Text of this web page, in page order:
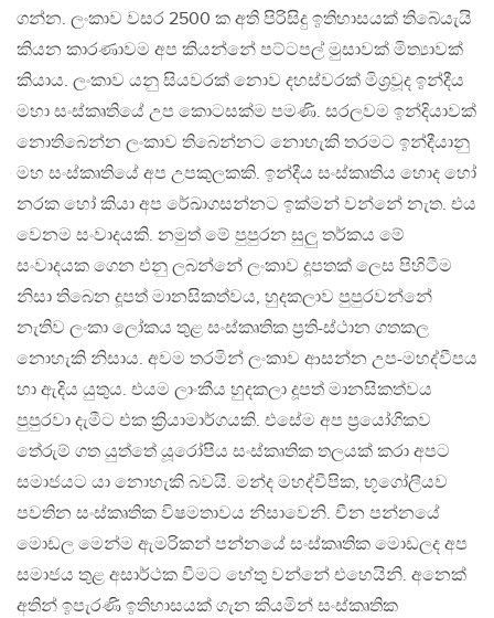
ගන්න. ලංකාව වසර 2500 ක අති පිරිසිදු ඉතිහාසයක් තිබේයැයි
කියන කාරණාවම අප කියන්නේ පට්ටපල් මුසාවක් මිත්‍යාවක්
කියාය. ලංකාව යනු සියවරක් නොව දහස්වරක් මිශ්‍රවූද ඉන්දීය
මහා සංස්කෘතියේ උප කොටසක්ම පමණි. සරලවම ඉන්දියාවක්
නොතිබෙන්න ලංකාව තිබෙන්නට නොහැකි තරමට ඉන්දීයානු
මහ සංස්කෘතියේ අප උපකුලකකි. ඉන්දීය සංස්කෘතිය හොද හෝ
නරක හෝ කියා අප රේඛාගසන්නට ඉක්මන් වන්නේ නැත. එය
වෙනම සංවාදයකි. නමුත් මේ පුපුරන සුලු තර්කය මේ
සංවාදයක ගෙන එනු ලබන්නේ ලංකාව දූපතක් ලෙස පිහිටීම
නිසා තිබෙන දූපත් මානසිකත්වය, හුදකලාව පුපුරවන්නේ
නැතිව ලංකා ලෝකය තුළ සංස්කෘතික ප්‍රති-ස්ථාන ගතකල
නොහැකි නිසාය. අවම තරමින් ලංකාව ආසන්න උප-මහද්වීපය
හා ඇදිය යුතුය. එයම ලාංකීය හුදකලා දූපත් මානසිකත්වය
පුපුරවා දැමීට එක ක්‍රියාමාර්ගයකි. එසේම අප ප්‍රයෝගිකව
තේරුම් ගත යුත්තේ යූරෝපීය සංස්කෘතික තලයක් කරා අපට
සමාජයට යා නොහැකි බවයි. මන්ද මහද්වීපික, භූගෝලීයව
පවතින සංස්කෘතික විෂමතාවය නිසාවෙනි. චීන පන්නයේ
මොඩල මෙන්ම ඇමරිකන් පන්නයේ සංස්කෘතික මොඩලද අප
සමාජය තුළ අසාර්ථක වීමට හේතු වන්නේ එහෙයිනි. අනෙක්
අතින් ඉපැරණි ඉතිහාසයක් ගැන කියමින් සංස්කෘතික